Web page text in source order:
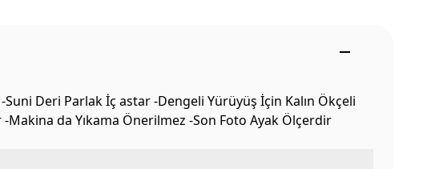
-Suni Deri Parlak İç astar -Dengeli Yürüyüş İçin Kalın Ökçeli
da Yıkama Önerilmez -Son Foto Ayak Ölçerdir